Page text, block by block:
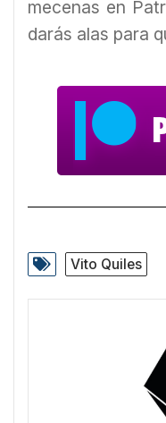
mecenas en
darás alas para
Vito Quiles